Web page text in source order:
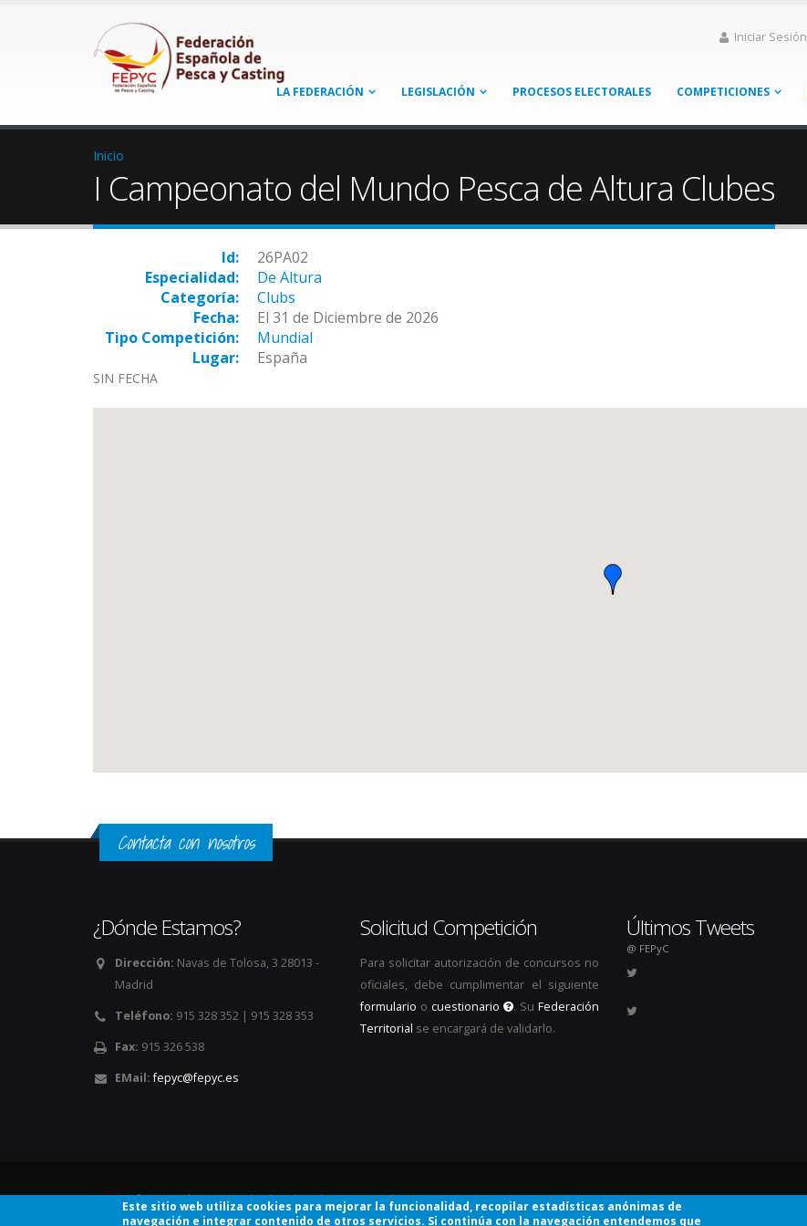
Iniciar Sesión
LA FEDERACIÓN LEGISLACIÓN PROCESOS ELECTORALES COMPETICIONES
Inicio
I Campeonato del Mundo Pesca de Altura Clubes
Id:
26PA02
Especialidad:
De Altura
Categoría:
Clubs
Fecha:
El 31 de Diciembre de 2026
Tipo Competición:
Mundial
Lugar:
España
SIN FECHA
Contacta con nosotros
¿Dónde Estamos?
Dirección: Navas de Tolosa, 3 28013 -
Madrid
Teléfono: 915 328 352 | 915 328 353
Fax: 915 326 538
EMail: fepyc@fepyc.es
Solicitud Competición
Para solicitar autorización de concursos no
oficiales, debe cumplimentar el siguiente
formulario o cuestionario . SuFederación
Territorial se encargará de validarlo.
Últimos Tweets
@ FEPyC
© Copyright 2026. Todos los derechos reservados.
Este sitio web utiliza cookies para mejorar la funcionalidad, recopilar estadísticas anónimas de
navegación e integrar contenido de otros servicios. Si continúa con la navegación entendemos que